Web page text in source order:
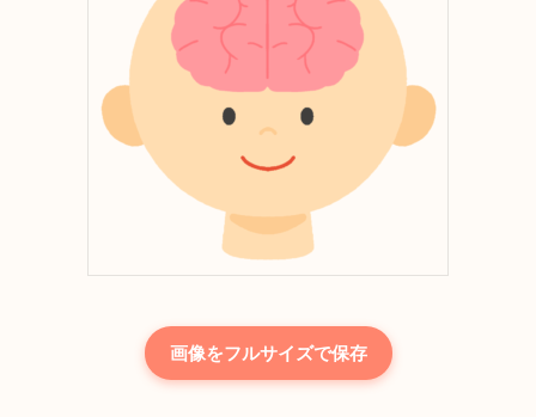
画像をフルサイズで保存